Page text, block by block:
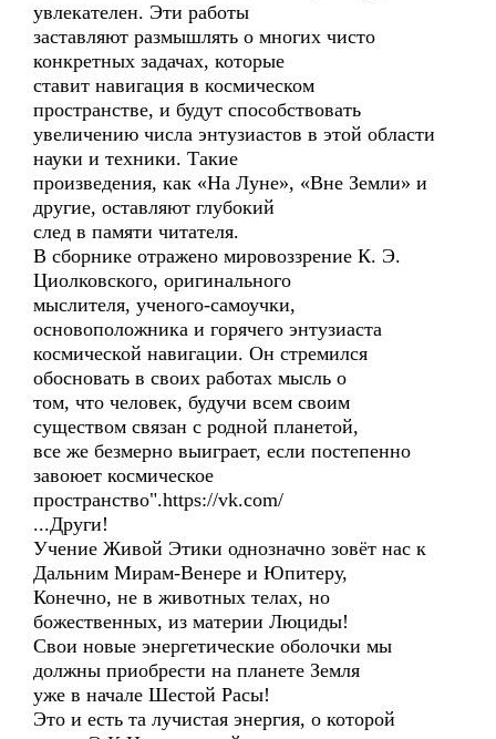
увлекателен. Эти работы
заставляют размышлять о многих чисто
конкретных задачах, которые
ставит навигация в космическом
пространстве, и будут способствовать
увеличению числа энтузиастов в этой области
науки и техники. Такие
произведения, как «На Луне», «Вне Земли» и
другие, оставляют глубокий
след в памяти читателя.
В сборнике отражено мировоззрение К. Э.
Циолковского, оригинального
мыслителя, ученого-самоучки,
основоположника и горячего энтузиаста
космической навигации. Он стремился
обосновать в своих работах мысль о
том, что человек, будучи всем своим
существом связан с родной планетой,
все же безмерно выиграет, если постепенно
завоюет космическое
пространство".https://vk.com/
...Други!
Учение Живой Этики однозначно зовёт нас к
Дальним Мирам-Венере и Юпитеру,
Конечно, не в животных телах, но
божественных, из материи Люциды!
Свои новые энергетические оболочки мы
должны приобрести на планете Земля
уже в начале Шестой Расы!
Это и есть та лучистая энергия, о которой